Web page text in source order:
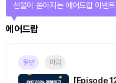
에어드랍
선물이 쏟아지는 에어드랍 이벤
일반 마감
[Episode